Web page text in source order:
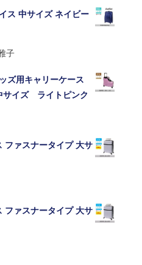
ス 中サイズ ネイビー
子
ズ用キャリーケース
サイズ ライトピンク
ファスナータイプ 大サ
ファスナータイプ 大サ